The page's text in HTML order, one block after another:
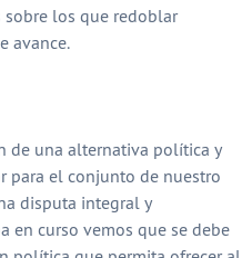
los que redoblar
avance.
de una alternativa política y
para el conjunto de nuestro
disputa integral y
en curso vemos que se debe